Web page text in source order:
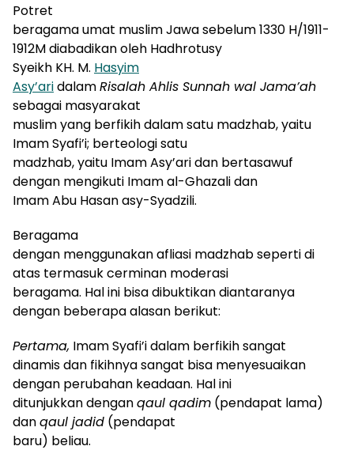
Potret
beragama umat muslim Jawa sebelum 1330 H/1911-
1912M diabadikan oleh Hadhrotusy
Syeikh KH. M. Hasyim
Asy’aridalamRisalah Ahlis Sunnah wal Jama’ah
sebagai masyarakat
muslim yang berfikih dalam satu madzhab, yaitu
Imam Syafi’i; berteologi satu
madzhab, yaitu Imam Asy’ari dan bertasawuf
dengan mengikuti Imam al-Ghazali dan
Imam Abu Hasan asy-Syadzili.
Beragama
dengan menggunakan afliasi madzhab seperti di
atas termasuk cerminan moderasi
beragama. Hal ini bisa dibuktikan diantaranya
dengan beberapa alasan berikut:
Pertama, Imam Syafi’i dalam berfikih sangat
dinamis dan fikihnya sangat bisa menyesuaikan
dengan perubahan keadaan. Hal ini
ditunjukkan denganqaul qadim (pendapat lama)
danqaul jadid (pendapat
baru) beliau.